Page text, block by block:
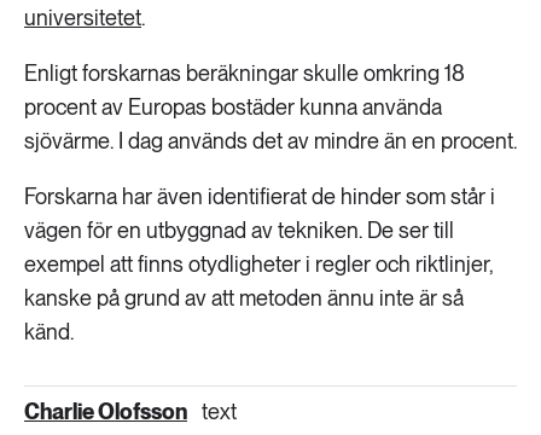
universitetet.
Enligt forskarnas beräkningar skulle omkring 18
procent av Europas bostäder kunna använda
sjövärme. I dag används det av mindre än en procent.
Forskarna har även identifierat de hinder som står i
vägen för en utbyggnad av tekniken. De ser till
exempel att finns otydligheter i regler och riktlinjer,
kanske på grund av att metoden ännu inte är så
känd.
Charlie Olofsson text